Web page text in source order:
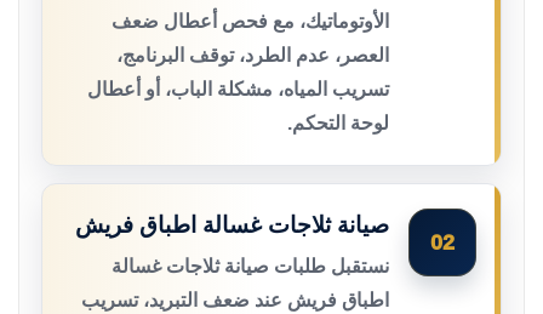
الأوتوماتيك، مع فحص أعطال ضعف
العصر، عدم الطرد، توقف البرنامج،
تسريب المياه، مشكلة الباب، أو أعطال
لوحة التحكم.
02
صيانة ثلاجات غسالة اطباق فريش
نستقبل طلبات صيانة ثلاجات غسالة
اطباق فريش عند ضعف التبريد، تسريب